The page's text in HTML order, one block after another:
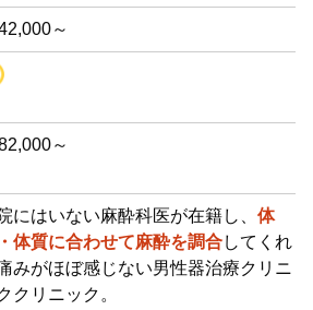
～
～
にはいない麻酔科医が在籍し、 体
体質に合わせて麻酔を調合してくれ
みがほぼ感じない男性器治療クリニ
クリニック。